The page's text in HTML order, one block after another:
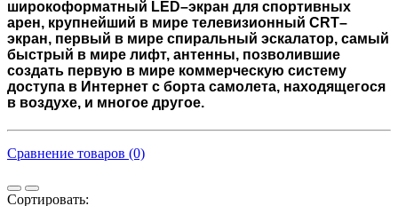
широкоформатный LED–экран для спортивных
арен, крупнейший в мире телевизионный CRT–
экран, первый в мире спиральный эскалатор, самый
быстрый в мире лифт, антенны, позволившие
создать первую в мире коммерческую систему
доступа в Интернет с борта самолета, находящегося
в воздухе, и многое другое.
Сравнение товаров (0)
Сортировать: